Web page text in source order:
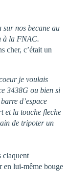
sur nos becane au
à la FNAC.
cher, c’était un
je voulais
3438G ou bien si
d’espace
et la touche fleche
de tripoter un
claquent
en lui-même bouge